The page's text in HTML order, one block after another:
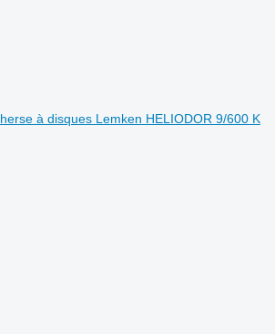
herse à disques Lemken HELIODOR 9/600 K